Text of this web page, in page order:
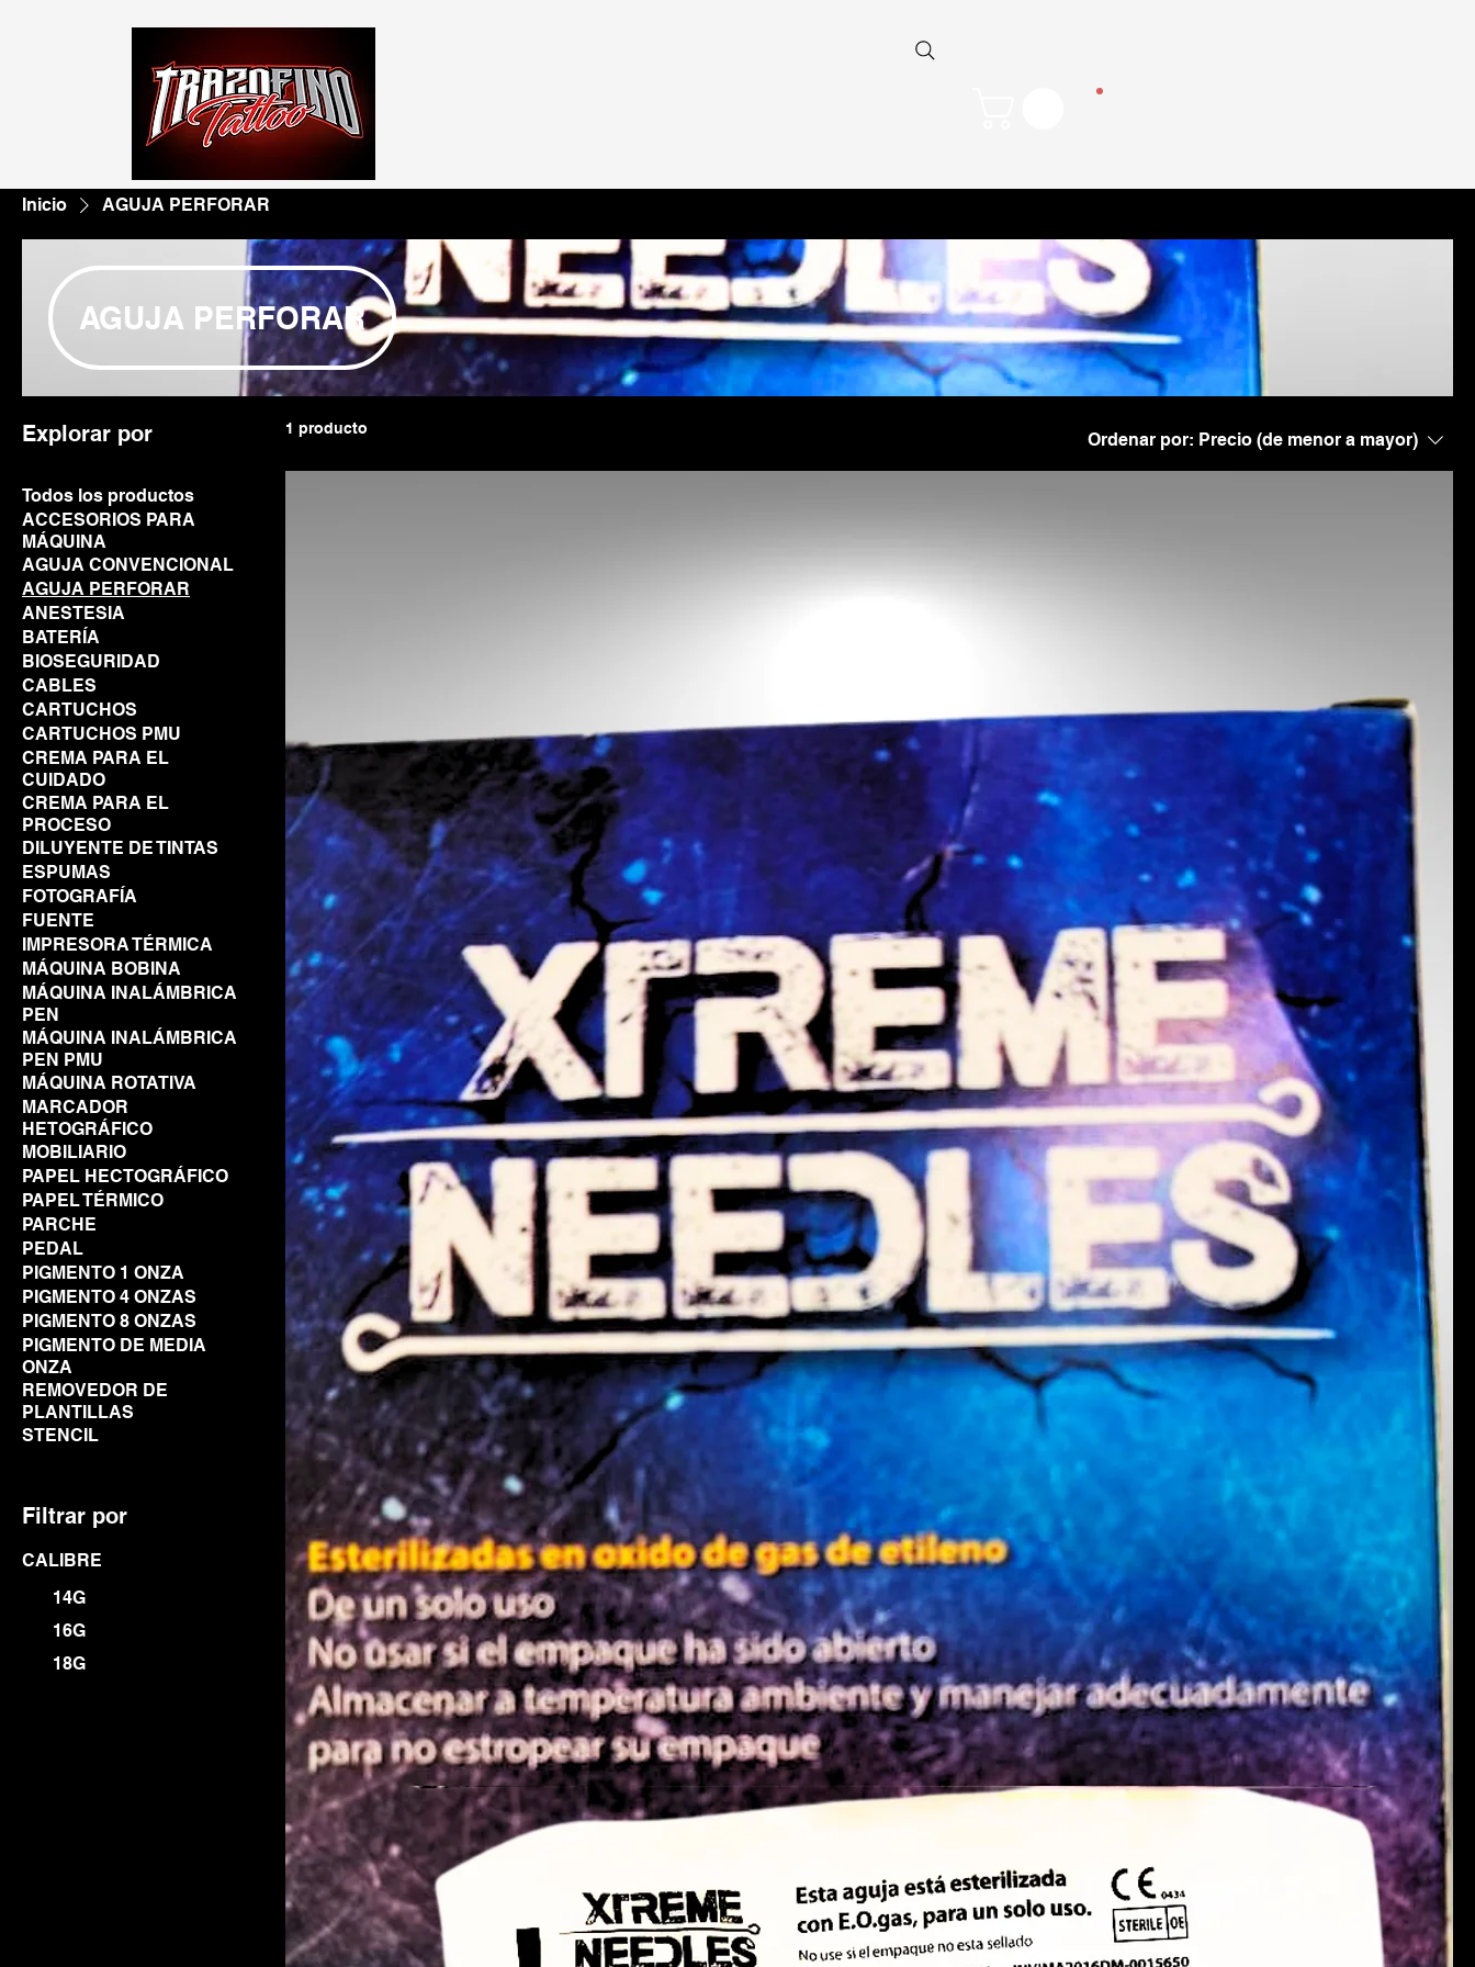
Inicio AGUJA PERFORAR
AGUJA PERFORAR
Explorar por
Todos los productos
ACCESORIOS PARA
MÁQUINA
AGUJA CONVENCIONAL
AGUJA PERFORAR
ANESTESIA
BATERÍA
BIOSEGURIDAD
CABLES
CARTUCHOS
CARTUCHOS PMU
CREMA PARA EL
CUIDADO
CREMA PARA EL
PROCESO
DILUYENTE DE TINTAS
ESPUMAS
FOTOGRAFÍA
FUENTE
IMPRESORA TÉRMICA
MÁQUINA BOBINA
MÁQUINA INALÁMBRICA
PEN
MÁQUINA INALÁMBRICA
PEN PMU
MÁQUINA ROTATIVA
MARCADOR
HETOGRÁFICO
MOBILIARIO
PAPEL HECTOGRÁFICO
PAPEL TÉRMICO
PARCHE
PEDAL
PIGMENTO 1 ONZA
PIGMENTO 4 ONZAS
PIGMENTO 8 ONZAS
PIGMENTO DE MEDIA
ONZA
REMOVEDOR DE
PLANTILLAS
STENCIL
Filtrar por
CALIBRE
14G
16G
18G
1 producto
Ordenar por: Precio (de menor a mayor)